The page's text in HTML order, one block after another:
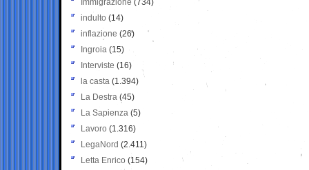
Immigrazione (734)
indulto (14)
inflazione (26)
Ingroia (15)
Interviste (16)
la casta (1.394)
La Destra (45)
La Sapienza (5)
Lavoro (1.316)
LegaNord (2.411)
Letta Enrico (154)